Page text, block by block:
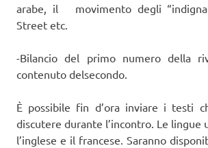
arabe, il movimento degli
Street etc.
-Bilancio del primo numero della
contenuto delsecondo.
È possibile fin d’ora inviare i testi
discutere durante l’incontro. Le lingue
l’inglese e il francese. Saranno